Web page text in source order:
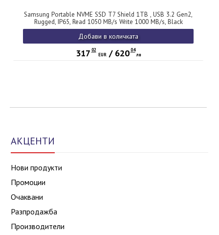
Samsung Portable NVME SSD T7 Shield 1TB , USB 3.2 Gen2,
Rugged, IP65, Read 1050 MB/s Write 1000 MB/s, Black
Добави в количката
317 02
EUR/ 620 04
лв
АКЦЕНТИ
Нови продукти
Промоции
Очаквани
Разпродажба
Производители